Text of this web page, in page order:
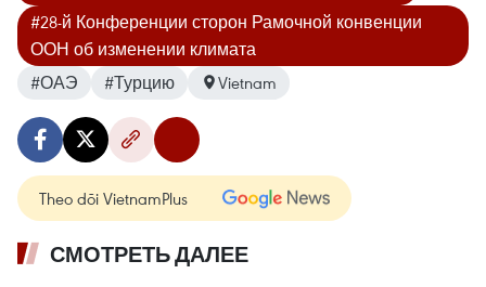
#28-й Конференции сторон Рамочной конвенции
ООН об изменении климата
#ОАЭ
#Турцию Vietnam
Theo dõi VietnamPlus
СМОТРЕТЬ ДАЛЕЕ